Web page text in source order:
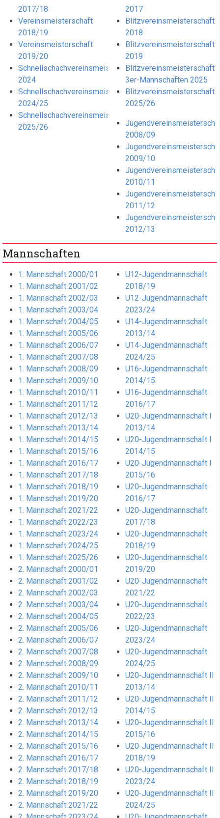
2017/18
Vereinsmeisterschaft
2018/19
Vereinsmeisterschaft
2019/20
Schnellschachvereinsmeisterschaft
2024
Schnellschachvereinsmeisterschaft
2024/25
Schnellschachvereinsmeisterschaft
2025/26
2017
Blitzvereinsmeisterschaft
2018
Blitzvereinsmeisterschaft
2019
Blitzvereinsmeisterschaft
3er-Mannschaften 2025
Blitzvereinsmeisterschaft
2025/26
2008/09
2009/10
2010/11
2011/12
2012/13
Mannschaften
1. Mannschaft 2000/01
1. Mannschaft 2001/02
1. Mannschaft 2002/03
1. Mannschaft 2003/04
1. Mannschaft 2004/05
1. Mannschaft 2005/06
1. Mannschaft 2006/07
1. Mannschaft 2007/08
1. Mannschaft 2008/09
1. Mannschaft 2009/10
1. Mannschaft 2010/11
1. Mannschaft 2011/12
1. Mannschaft 2012/13
1. Mannschaft 2013/14
1. Mannschaft 2014/15
1. Mannschaft 2015/16
1. Mannschaft 2016/17
1. Mannschaft 2017/18
1. Mannschaft 2018/19
1. Mannschaft 2019/20
1. Mannschaft 2021/22
1. Mannschaft 2022/23
1. Mannschaft 2023/24
1. Mannschaft 2024/25
1. Mannschaft 2025/26
2. Mannschaft 2000/01
2. Mannschaft 2001/02
2. Mannschaft 2002/03
2. Mannschaft 2003/04
2. Mannschaft 2004/05
2. Mannschaft 2005/06
2. Mannschaft 2006/07
2. Mannschaft 2007/08
2. Mannschaft 2008/09
2. Mannschaft 2009/10
2. Mannschaft 2010/11
2. Mannschaft 2011/12
2. Mannschaft 2012/13
2. Mannschaft 2013/14
2. Mannschaft 2014/15
2. Mannschaft 2015/16
2. Mannschaft 2016/17
2. Mannschaft 2017/18
2. Mannschaft 2018/19
2. Mannschaft 2019/20
2. Mannschaft 2021/22
U12-Jugendmannschaft
2018/19
U12-Jugendmannschaft
2023/24
U14-Jugendmannschaft
2013/14
U14-Jugendmannschaft
2024/25
U16-Jugendmannschaft
2014/15
U16-Jugendmannschaft
2016/17
U20-Jugendmannschaft I
2013/14
U20-Jugendmannschaft I
2014/15
U20-Jugendmannschaft I
2015/16
U20-Jugendmannschaft
2016/17
U20-Jugendmannschaft
2017/18
U20-Jugendmannschaft
2018/19
U20-Jugendmannschaft
2019/20
U20-Jugendmannschaft
2021/22
U20-Jugendmannschaft
2022/23
U20-Jugendmannschaft
2023/24
U20-Jugendmannschaft
2024/25
U20-Jugendmannschaft II
2013/14
U20-Jugendmannschaft II
2014/15
U20-Jugendmannschaft II
2015/16
U20-Jugendmannschaft II
2018/19
U20-Jugendmannschaft II
2023/24
U20-Jugendmannschaft II
2024/25